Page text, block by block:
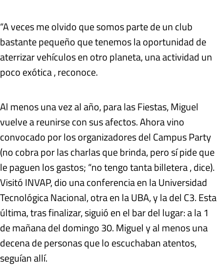
“A veces me olvido que somos parte de un club
bastante pequeño que tenemos la oportunidad de
aterrizar vehículos en otro planeta, una actividad un
poco exótica , reconoce.
Al menos una vez al año, para las Fiestas, Miguel
vuelve a reunirse con sus afectos. Ahora vino
convocado por los organizadores del Campus Party
(no cobra por las charlas que brinda, pero sí pide que
le paguen los gastos; “no tengo tanta billetera , dice).
Visitó INVAP, dio una conferencia en la Universidad
Tecnológica Nacional, otra en la UBA, y la del C3. Esta
última, tras finalizar, siguió en el bar del lugar: a la 1
de mañana del domingo 30. Miguel y al menos una
decena de personas que lo escuchaban atentos,
seguían allí.